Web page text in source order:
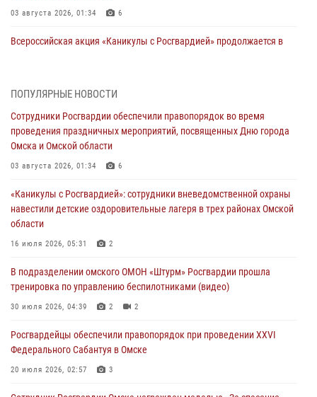
03 августа 2026, 01:34 6
Всероссийская акция «Каникулы с Росгвардией» продолжается в
тренировка по управлению беспилотниками (видео)
30 июля 2026, 04:39 2
Росгвардия обеспечила безопасность уникального передвижного
29 июля 2026, 01:49
Росгвардейцы приняли участие в крестном ходе в День крещения
Руси в Омске
При содействии спецназа Росгвардии пресечены нарушения
миграционного законодательства в Омске (видео)
ПОПУЛЯРНЫЕ НОВОСТИ
Сотрудники Росгвардии обеспечили правопорядок во время
проведения праздничных мероприятий, посвященных Дню города
Омска и Омской области
03 августа 2026, 01:34 6
«Каникулы с Росгвардией»: сотрудники вневедомственной охраны
навестили детские оздоровительные лагеря в трех районах Омской
области
16 июля 2026, 05:31 2
В подразделении омского ОМОН «Штурм» Росгвардии прошла
тренировка по управлению беспилотниками (видео)
30 июля 2026, 04:39 2 2
Росгвардейцы обеcпечили правопорядок при проведении XXVI
Федерального Сабантуя в Омске
20 июля 2026, 02:57 3